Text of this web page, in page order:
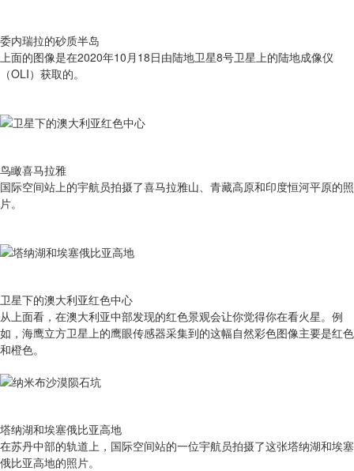
委内瑞拉的砂质半岛
上面的图像是在2020年10月18日由陆地卫星8号卫星上的陆地成像仪
（OLI）获取的。
鸟瞰喜马拉雅
国际空间站上的宇航员拍摄了喜马拉雅山、青藏高原和印度恒河平原的照
片。
卫星下的澳大利亚红色中心
从上面看，在澳大利亚中部发现的红色景观会让你觉得你在看火星。例
如，海鹰立方卫星上的鹰眼传感器采集到的这幅自然彩色图像主要是红色
和橙色。
塔纳湖和埃塞俄比亚高地
在苏丹中部的轨道上，国际空间站的一位宇航员拍摄了这张塔纳湖和埃塞
俄比亚高地的照片。